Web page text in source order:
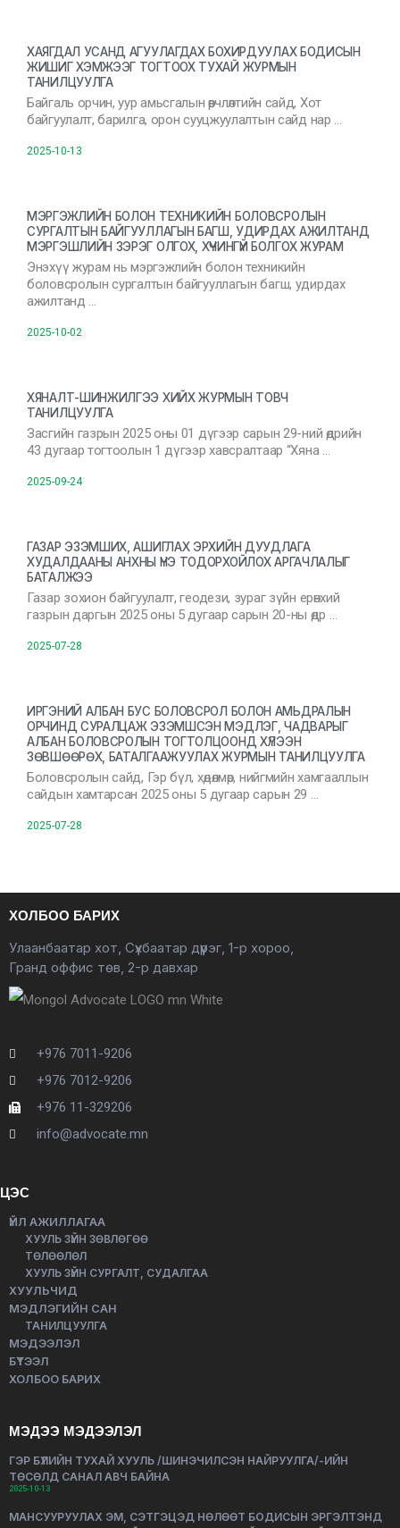
ХАЯГДАЛ УСАНД АГУУЛАГДАХ БОХИРДУУЛАХ БОДИСЫН
ЖИШИГ ХЭМЖЭЭГ ТОГТООХ ТУХАЙ ЖУРМЫН
ТАНИЛЦУУЛГА
Байгаль орчин, уур амьсгалын өөрчлөлтийн сайд, Хот
байгуулалт, барилга, орон сууцжуулалтын сайд нар …
2025-10-13
МЭРГЭЖЛИЙН БОЛОН ТЕХНИКИЙН БОЛОВСРОЛЫН
СУРГАЛТЫН БАЙГУУЛЛАГЫН БАГШ, УДИРДАХ АЖИЛТАНД
МЭРГЭШЛИЙН ЗЭРЭГ ОЛГОХ, ХҮЧИНГҮЙ БОЛГОХ ЖУРАМ
Энэхүү журам нь мэргэжлийн болон техникийн
боловсролын сургалтын байгууллагын багш, удирдах
ажилтанд …
2025-10-02
ХЯНАЛТ-ШИНЖИЛГЭЭ ХИЙХ ЖУРМЫН ТОВЧ
ТАНИЛЦУУЛГА
Засгийн газрын 2025 оны 01 дүгээр сарын 29-ний өдрийн
43 дугаар тогтоолын 1 дүгээр хавсралтаар “Хяна …
2025-09-24
ГАЗАР ЭЗЭМШИХ, АШИГЛАХ ЭРХИЙН ДУУДЛАГА
ХУДАЛДААНЫ АНХНЫ ҮНЭ ТОДОРХОЙЛОХ АРГАЧЛАЛЫГ
БАТАЛЖЭЭ
Газар зохион байгуулалт, геодези, зураг зүйн ерөнхий
газрын даргын 2025 оны 5 дугаар сарын 20-ны өдр …
2025-07-28
ИРГЭНИЙ АЛБАН БУС БОЛОВСРОЛ БОЛОН АМЬДРАЛЫН
ОРЧИНД СУРАЛЦАЖ ЭЗЭМШСЭН МЭДЛЭГ, ЧАДВАРЫГ
АЛБАН БОЛОВСРОЛЫН ТОГТОЛЦООНД ХҮЛЭЭН
ЗӨВШӨӨРӨХ, БАТАЛГААЖУУЛАХ ЖУРМЫН ТАНИЛЦУУЛГА
Боловсролын сайд, Гэр бүл, хөдөлмөр, нийгмийн хамгааллын
сайдын хамтарсан 2025 оны 5 дугаар сарын 29 …
2025-07-28
ХОЛБОО БАРИХ
Улаанбаатар хот, Сүхбаатар дүүрэг, 1-р хороо,
Гранд оффис төв, 2-р давхар
+976 7011-9206
+976 7012-9206
+976 11-329206
info@advocate.mn
ЦЭС
ҮЙЛ АЖИЛЛАГАА
ХУУЛЬ ЗҮЙН ЗӨВЛӨГӨӨ
ТӨЛӨӨЛӨЛ
ХУУЛЬ ЗҮЙН СУРГАЛТ, СУДАЛГАА
ХУУЛЬЧИД
МЭДЛЭГИЙН САН
ТАНИЛЦУУЛГА
МЭДЭЭЛЭЛ
БҮТЭЭЛ
ХОЛБОО БАРИХ
МЭДЭЭ МЭДЭЭЛЭЛ
ГЭР БҮЛИЙН ТУХАЙ ХУУЛЬ /ШИНЭЧИЛСЭН НАЙРУУЛГА/-ИЙН
ТӨСӨЛД САНАЛ АВЧ БАЙНА
2025-10-13
МАНСУУРУУЛАХ ЭМ, СЭТГЭЦЭД НӨЛӨӨТ БОДИСЫН ЭРГЭЛТЭНД